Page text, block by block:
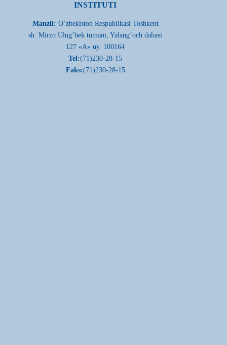
INSTITUTI
Manzil: О‘zbekiston Respublikasi Toshkent
sh. Mirzo Ulug’bek tumani, Yalang’och dahasi
127 «A» uy. 100164
Tel:(71)230-28-15
Faks:(71)230-28-15